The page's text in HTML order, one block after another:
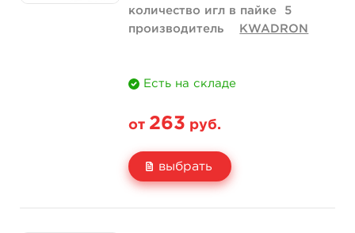
количество игл в пайке
5
производитель
KWADRON
Есть на складе
от 263 руб.
выбрать